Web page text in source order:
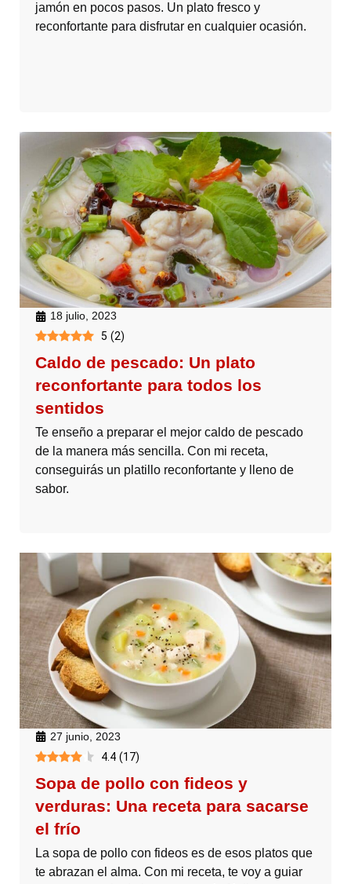
jamón en pocos pasos. Un plato fresco y
reconfortante para disfrutar en cualquier ocasión.
18 julio, 2023
5 (2)
Caldo de pescado: Un plato
reconfortante para todos los
sentidos
Te enseño a preparar el mejor caldo de pescado
de la manera más sencilla. Con mi receta,
conseguirás un platillo reconfortante y lleno de
sabor.
27 junio, 2023
4.4 (17)
Sopa de pollo con fideos y
verduras: Una receta para sacarse
el frío
La sopa de pollo con fideos es de esos platos que
te abrazan el alma. Con mi receta, te voy a guiar